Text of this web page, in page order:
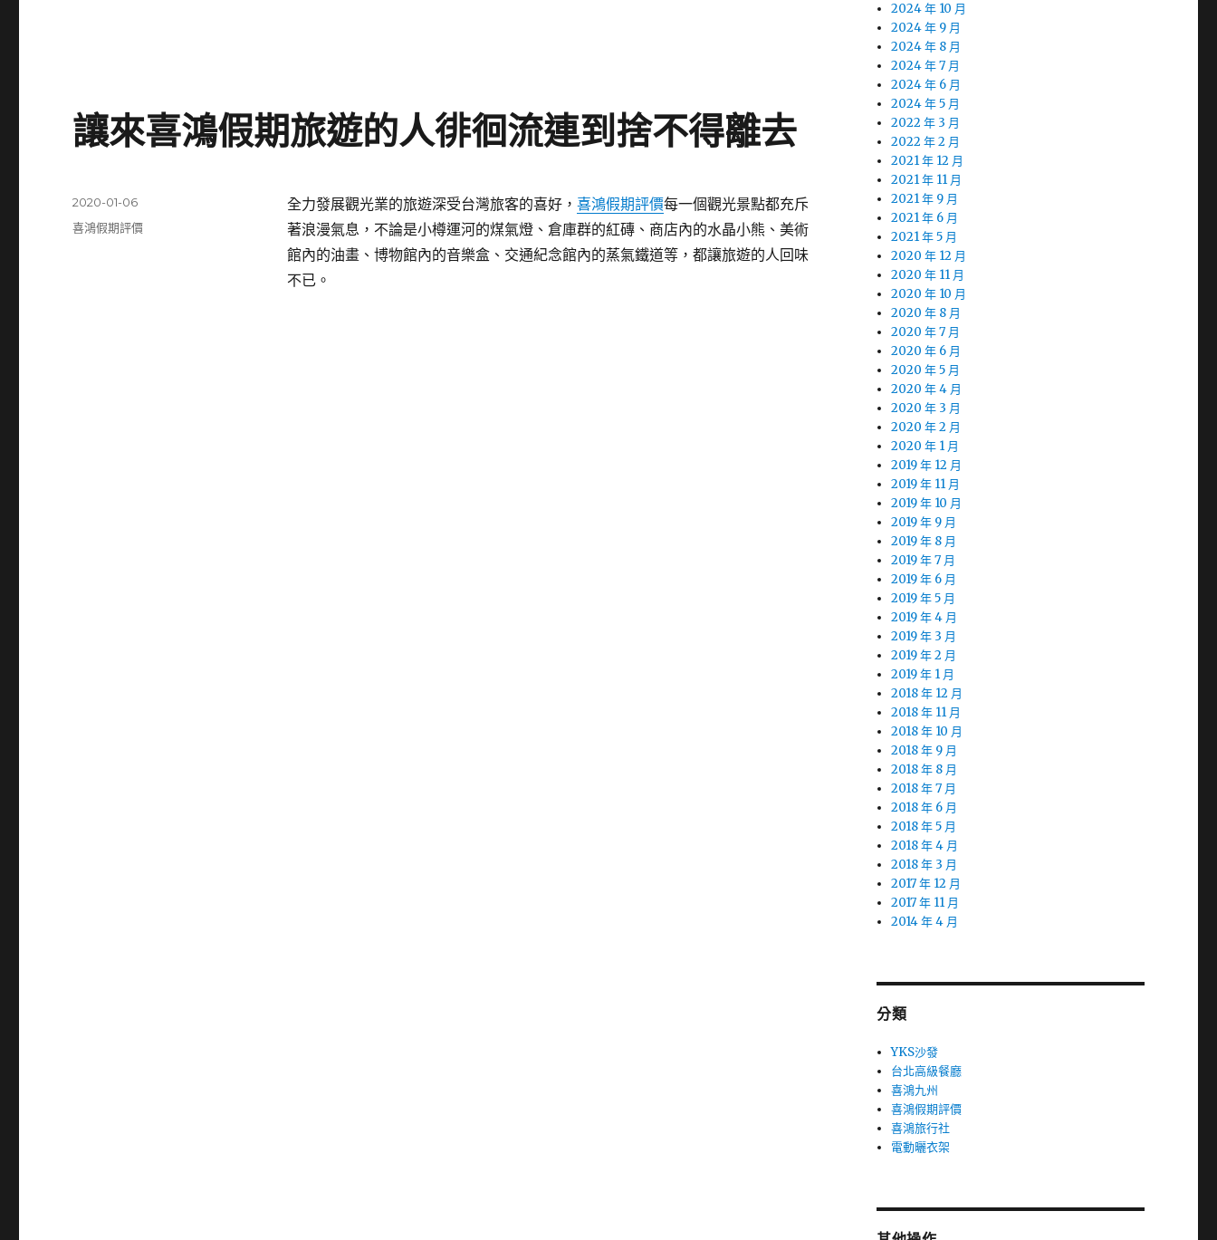
讓來喜鴻假期旅遊的人徘徊流連到捨不得離去
全力發展觀光業的旅遊深受台灣旅客的喜好， 喜鴻假期評價每一個觀光景點都充斥
著浪漫氣息，不論是小樽運河的煤氣燈、倉庫群的紅磚、商店內的水晶小熊、美術
館內的油畫、博物館內的音樂盒、交通紀念館內的蒸氣鐵道等，都讓旅遊的人回味
不已。
發
佈
2020-01-06
分
喜鴻假期評價
2024 年 10 月
2024 年 9 月
2024 年 8 月
2024 年 7 月
2024 年 6 月
2024 年 5 月
2022 年 3 月
2022 年 2 月
2021 年 12 月
2021 年 11 月
2021 年 9 月
2021 年 6 月
2021 年 5 月
2020 年 12 月
2020 年 11 月
2020 年 10 月
2020 年 8 月
2020 年 7 月
2020 年 6 月
2020 年 5 月
2020 年 4 月
2020 年 3 月
2020 年 2 月
2020 年 1 月
2019 年 12 月
2019 年 11 月
2019 年 10 月
2019 年 9 月
2019 年 8 月
2019 年 7 月
2019 年 6 月
2019 年 5 月
2019 年 4 月
2019 年 3 月
2019 年 2 月
2019 年 1 月
2018 年 12 月
2018 年 11 月
2018 年 10 月
2018 年 9 月
2018 年 8 月
2018 年 7 月
2018 年 6 月
2018 年 5 月
2018 年 4 月
2018 年 3 月
2017 年 12 月
2017 年 11 月
2014 年 4 月
分類
YKS沙發
台北高級餐廳
喜鴻九州
喜鴻假期評價
喜鴻旅行社
電動曬衣架